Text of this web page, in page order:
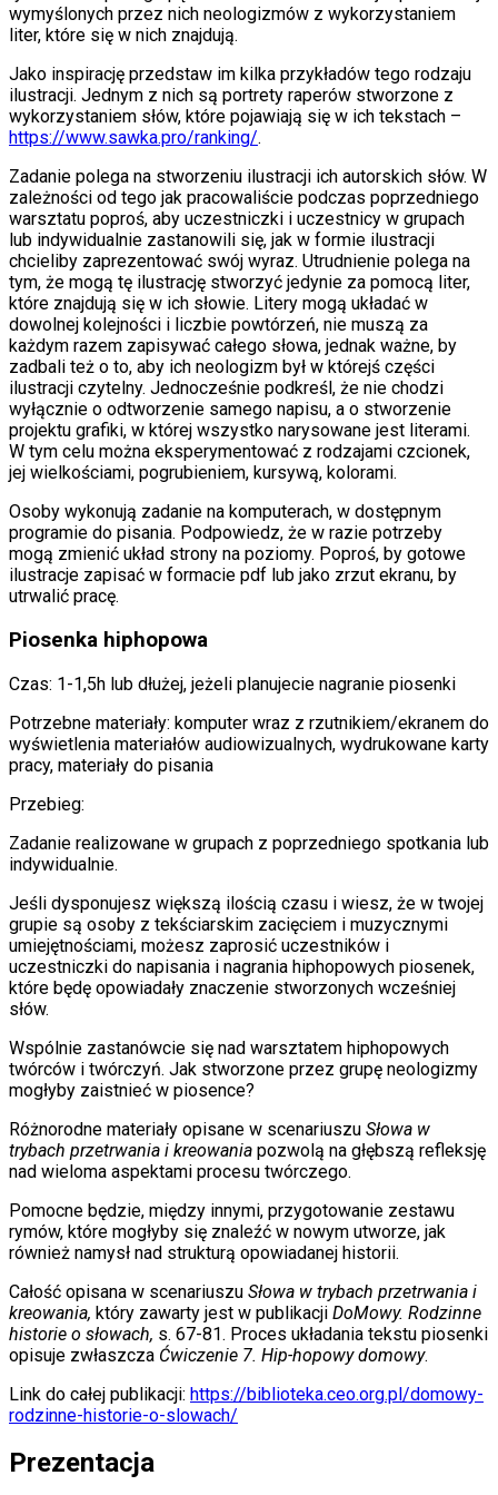
wymyślonych przez nich neologizmów z wykorzystaniem
liter, które się w nich znajdują.
Jako inspirację przedstaw im kilka przykładów tego rodzaju
ilustracji. Jednym z nich są portrety raperów stworzone z
wykorzystaniem słów, które pojawiają się w ich tekstach –
https://www.sawka.pro/ranking/.
Zadanie polega na stworzeniu ilustracji ich autorskich słów. W
zależności od tego jak pracowaliście podczas poprzedniego
warsztatu poproś, aby uczestniczki i uczestnicy w grupach
lub indywidualnie zastanowili się, jak w formie ilustracji
chcieliby zaprezentować swój wyraz. Utrudnienie polega na
tym, że mogą tę ilustrację stworzyć jedynie za pomocą liter,
które znajdują się w ich słowie. Litery mogą układać w
dowolnej kolejności i liczbie powtórzeń, nie muszą za
każdym razem zapisywać całego słowa, jednak ważne, by
zadbali też o to, aby ich neologizm był w którejś części
ilustracji czytelny. Jednocześnie podkreśl, że nie chodzi
wyłącznie o odtworzenie samego napisu, a o stworzenie
projektu grafiki, w której wszystko narysowane jest literami.
W tym celu można eksperymentować z rodzajami czcionek,
jej wielkościami, pogrubieniem, kursywą, kolorami.
Osoby wykonują zadanie na komputerach, w dostępnym
programie do pisania. Podpowiedz, że w razie potrzeby
mogą zmienić układ strony na poziomy. Poproś, by gotowe
ilustracje zapisać w formacie pdf lub jako zrzut ekranu, by
utrwalić pracę.
Piosenka hiphopowa
Czas: 1-1,5h lub dłużej, jeżeli planujecie nagranie piosenki
Potrzebne materiały: komputer wraz z rzutnikiem/ekranem do
wyświetlenia materiałów audiowizualnych, wydrukowane karty
pracy, materiały do pisania
Przebieg:
Zadanie realizowane w grupach z poprzedniego spotkania lub
indywidualnie.
Jeśli dysponujesz większą ilością czasu i wiesz, że w twojej
grupie są osoby z tekściarskim zacięciem i muzycznymi
umiejętnościami, możesz zaprosić uczestników i
uczestniczki do napisania i nagrania hiphopowych piosenek,
które będę opowiadały znaczenie stworzonych wcześniej
słów.
Wspólnie zastanówcie się nad warsztatem hiphopowych
twórców i twórczyń. Jak stworzone przez grupę neologizmy
mogłyby zaistnieć w piosence?
Różnorodne materiały opisane w scenariuszu Słowa w
trybach przetrwania i kreowania pozwolą na głębszą refleksję
nad wieloma aspektami procesu twórczego.
Pomocne będzie, między innymi, przygotowanie zestawu
rymów, które mogłyby się znaleźć w nowym utworze, jak
również namysł nad strukturą opowiadanej historii.
Całość opisana w scenariuszu Słowa w trybach przetrwania i
kreowania, który zawarty jest w publikacji DoMowy. Rodzinne
historie o słowach, s. 67-81. Proces układania tekstu piosenki
opisuje zwłaszcza Ćwiczenie 7. Hip-hopowy domowy.
Link do całej publikacji: https://biblioteka.ceo.org.pl/domowy-
rodzinne-historie-o-slowach/
Prezentacja